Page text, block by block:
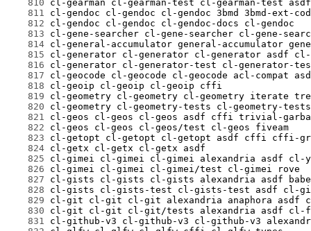
    810
    811
    812
    813
    814
    815
    816
    817
    818
    819
    820
    821
    822
    823
    824
    825
    826
    827
    828
    829
    830
    831